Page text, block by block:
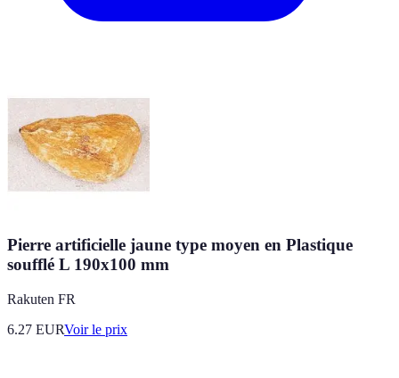
Pierre artificielle jaune type moyen en Plastique
soufflé L 190x100 mm
Rakuten FR
6.27 EURVoir le prix